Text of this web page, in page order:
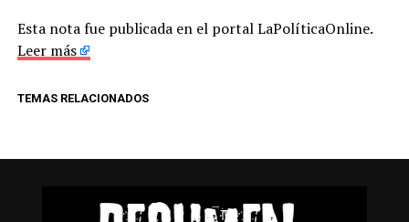
Esta nota fue publicada en el portal LaPolíticaOnline.
Leer más
TEMAS RELACIONADOS